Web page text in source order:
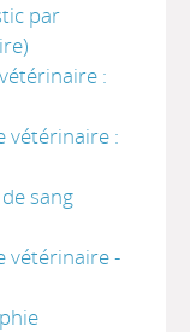
par
:
vétérinaire :
sang
vétérinaire -